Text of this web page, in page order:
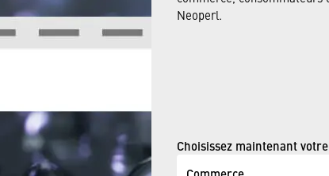
Neoperl.
Choisissez maintenant
Commerce des gros et
spécialisé